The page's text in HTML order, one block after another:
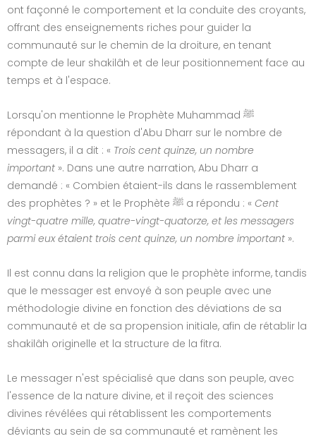
ont façonné le comportement et la conduite des croyants,
offrant des enseignements riches pour guider la
communauté sur le chemin de la droiture, en tenant
compte de leur shakilâh et de leur positionnement face au
temps et à l'espace.
Lorsqu'on mentionne le Prophète Muhammad ﷺ
répondant à la question d'Abu Dharr sur le nombre de
messagers, il a dit : « Trois cent quinze, un nombre
important ». Dans une autre narration, Abu Dharr a
demandé : « Combien étaient-ils dans le rassemblement
des prophètes ? » et le Prophète ﷺ a répondu : « Cent
vingt-quatre mille, quatre-vingt-quatorze, et les messagers
parmi eux étaient trois cent quinze, un nombre important ».
Il est connu dans la religion que le prophète informe, tandis
que le messager est envoyé à son peuple avec une
méthodologie divine en fonction des déviations de sa
communauté et de sa propension initiale, afin de rétablir la
shakilâh originelle et la structure de la fitra.
Le messager n'est spécialisé que dans son peuple, avec
l'essence de la nature divine, et il reçoit des sciences
divines révélées qui rétablissent les comportements
déviants au sein de sa communauté et ramènent les